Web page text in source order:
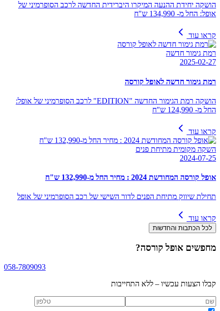
הושקה יחידת ההנעה המיקרו היברידית החדשה לרכב הסופרמיני של
אופל: החל מ- 134,990 ש"ח
קראו עוד
רמת גימור חדשה
2025-02-27
רמת גימור חדשה לאופל קורסה
הושקה רמת הגימור החדשה "EDITION" לרכב הסופרמיני של אופל:
החל מ- 124,990 ש"ח
קראו עוד
השקה מקומית מתיחת פנים
2024-07-25
אופל קורסה המחודשת 2024 : מחיר החל מ-132,990 ש"ח
תחילת שיווק מתיחת הפנים לדור השישי של רכב הסופרמיני של אופל
קראו עוד
לכל הכתבות והחדשות
מחפשים אופל קורסה?
058-7809093
קבלו הצעות עכשיו – ללא התחייבות